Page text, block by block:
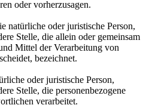
oder vorherzusagen.
natürliche oder juristische Person,
Stelle, die allein oder gemeinsam
Mittel der Verarbeitung von
bezeichnet.
oder juristische Person,
Stelle, die personenbezogene
verarbeitet.